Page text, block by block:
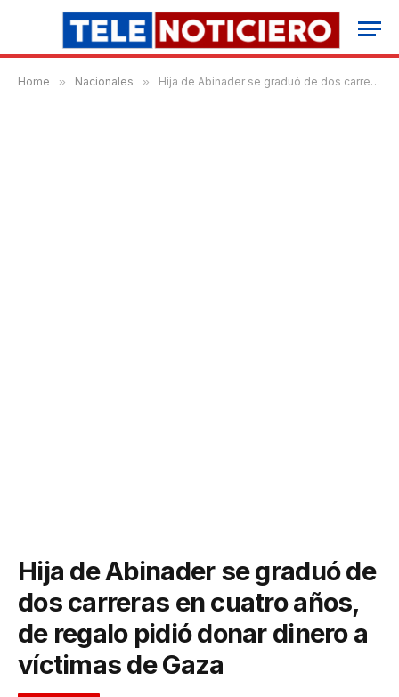
Home » Nacionales » Hija de Abinader se graduó de dos carreras en cuatro años, de regalo pidió donar dinero a víctimas de Gaza
Hija de Abinader se graduó de
dos carreras en cuatro años,
de regalo pidió donar dinero a
víctimas de Gaza